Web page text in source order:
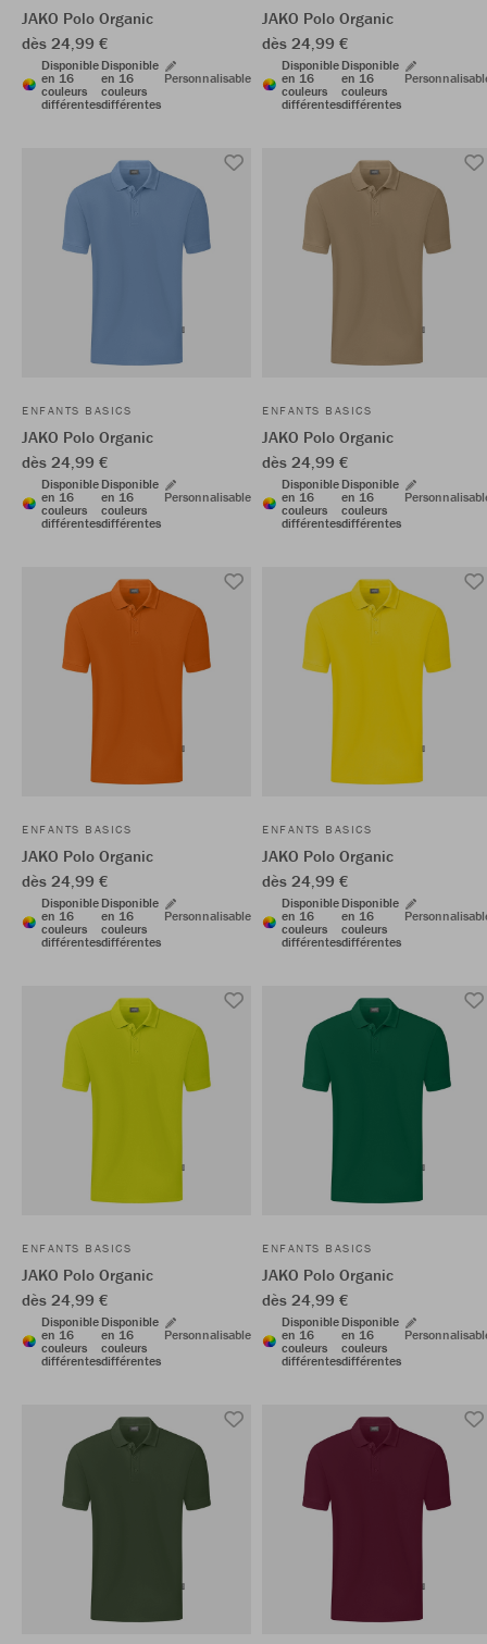
JAKO Polo Organic
dès 24,99 €
Disponible
en 16
couleurs
différentes
Disponible
en 16
couleurs
différentes
Personnalisable
JAKO Polo Organic
dès 24,99 €
Disponible
en 16
couleurs
différentes
Disponible
en 16
couleurs
différentes
ENFANTS BASICS
JAKO Polo Organic
dès 24,99 €
Disponible
en 16
couleurs
différentes
Disponible
en 16
couleurs
différentes
Personnalisable
ENFANTS BASICS
JAKO Polo Organic
dès 24,99 €
Disponible
en 16
couleurs
différentes
Disponible
en 16
couleurs
différentes
ENFANTS BASICS
JAKO Polo Organic
dès 24,99 €
Disponible
en 16
couleurs
différentes
Disponible
en 16
couleurs
différentes
Personnalisable
ENFANTS BASICS
JAKO Polo Organic
dès 24,99 €
Disponible
en 16
couleurs
différentes
Disponible
en 16
couleurs
différentes
ENFANTS BASICS
JAKO Polo Organic
dès 24,99 €
Disponible
en 16
couleurs
différentes
Disponible
en 16
couleurs
différentes
Personnalisable
ENFANTS BASICS
JAKO Polo Organic
dès 24,99 €
Disponible
en 16
couleurs
différentes
Disponible
en 16
couleurs
différentes